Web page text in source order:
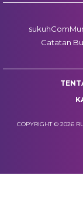
Catatan
COPYRIGHT © 2026